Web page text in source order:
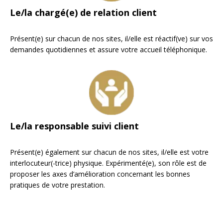
Le/la chargé(e) de relation client
Présent(e) sur chacun de nos sites, il/elle est réactif(ve) sur vos
demandes quotidiennes et assure votre accueil téléphonique.
Le/la responsable suivi client
Présent(e) également sur chacun de nos sites, il/elle est votre
interlocuteur(-trice) physique. Expérimenté(e), son rôle est de
proposer les axes d’amélioration concernant les bonnes
pratiques de votre prestation.